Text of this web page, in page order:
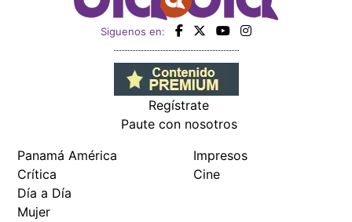
Siguenos en:
Regístrate
Paute con nosotros
Panamá América
Crítica
Día a Día
Mujer
Impresos
Cine